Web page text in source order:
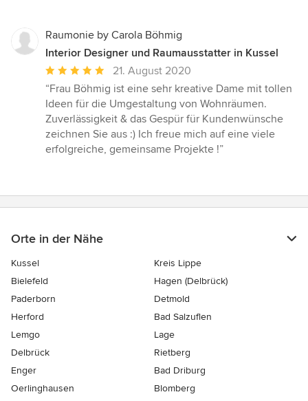
Raumonie by Carola Böhmig
Interior Designer und Raumausstatter in Kussel
Durchschnittliche
Bewertung:
5
von
5
Sternen
21. August 2020
“Frau Böhmig ist eine sehr kreative Dame mit tollen
Ideen für die Umgestaltung von Wohnräumen.
Zuverlässigkeit & das Gespür für Kundenwünsche
zeichnen Sie aus :) Ich freue mich auf eine viele
erfolgreiche, gemeinsame Projekte !”
Orte in der Nähe
Kussel
Kreis Lippe
Bielefeld
Hagen (Delbrück)
Paderborn
Detmold
Herford
Bad Salzuflen
Lemgo
Lage
Delbrück
Rietberg
Enger
Bad Driburg
Oerlinghausen
Blomberg